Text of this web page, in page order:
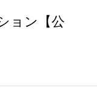
ョン【公